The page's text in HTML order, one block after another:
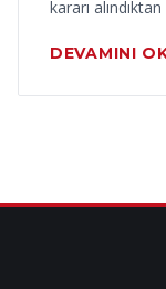
kararı
DEVAMINI